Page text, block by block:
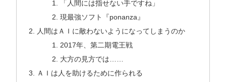
「人間には指せない手ですね」
現最強ソフト『ponanza』
人間はＡＩに敵わないようになってしまうのか
2017年、第二期電王戦
大方の見方では……
ＡＩは人を助けるために作られる